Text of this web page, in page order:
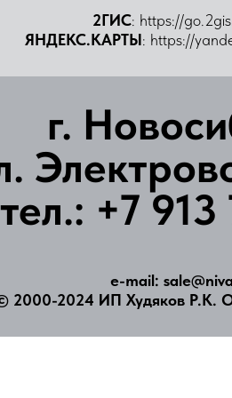
2ГИС: https://
ЯНДЕКС.КАРТЫ: https://
г.
тел.: +7 913
e-mail:
2000-2024 ИП Худяков Р.К.